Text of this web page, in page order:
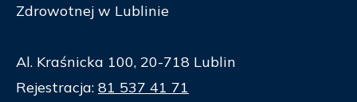
Zdrowotnej w Lublinie
Al. Kraśnicka 100, 20-718 Lublin
Rejestracja: 81 537 41 71